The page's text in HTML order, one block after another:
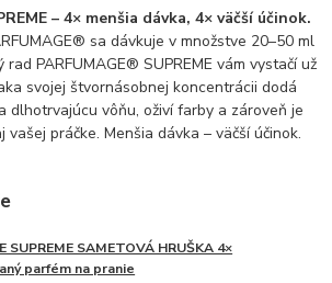
– 4× menšia dávka, 4× väčší účinok.
sa dávkuje v množstve 20–50 ml
PARFUMAGE® SUPREME vám vystačí už
svojej štvornásobnej koncentrácii dodá
dlhotrvajúcu vôňu, oživí farby a zároveň je
vašej práčke. Menšia dávka – väčší účinok.
SUPREME SAMETOVÁ HRUŠKA 4×
parfém na pranie